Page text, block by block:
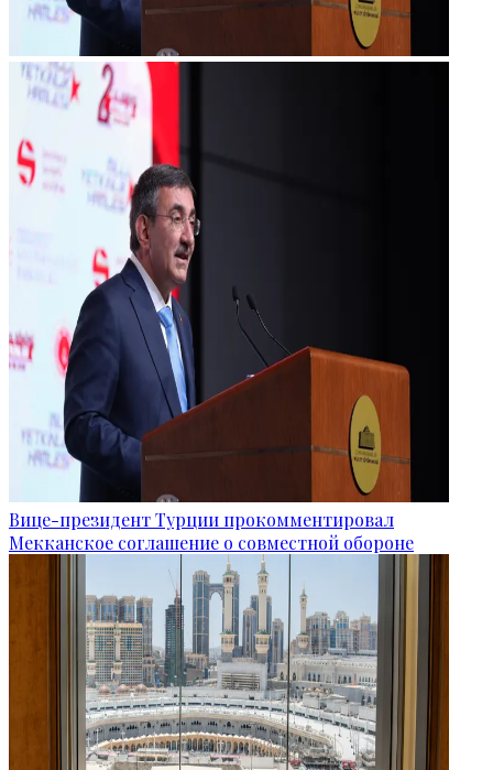
Вице-президент Турции прокомментировал
Мекканское соглашение о совместной обороне